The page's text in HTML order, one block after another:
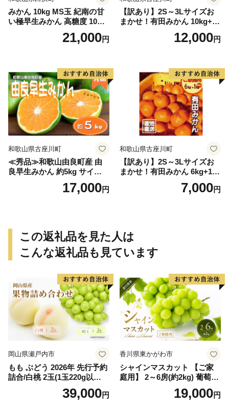
みかん 10kg MS玉 紀南の甘
い極早生みかん 高糖度 10月
以降発送 マルチ被覆栽培
21,000円
【訳あり】2S～3Lサイズお
まかせ！有田みかん 10kg+2k
g保証分 11月から12月下旬ま
でに順次発送致します。 / 訳
ん 和歌山 ご家庭用
12,000円
和歌山県古座川町
≪秀品≫和歌山由良町産 由
良早生みかん 約5kg サイズお
まかせ【sml106C】17,000円
和歌山県古座川町
【訳あり】2S～3Lサイズお
まかせ！有田みかん 6kg+1kg
保証分 11月から12月下旬ま
でに順次発送致します。 / 訳
7,000円
この返礼品を見た人は
こんな返礼品も見ています
岡山県瀬戸内市
もも ぶどう 2026年 先行予約
詰合/白桃 2玉(1玉220g以
上)・シャインマスカット 晴
39,000円
香川県東かがわ市
シャインマスカット 【ご家
庭用】 2～6房(約2kg) 葡萄 ぶ
どう ブドウ フルーツ 果物 く
だもの 果実 旬の果物 旬のフ
19,000円